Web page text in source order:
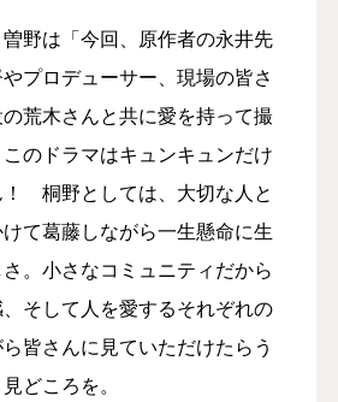
野は「今回、原作者の永井先
プロデューサー、現場の皆さ
荒木さんと共に愛を持って撮
のドラマはキュンキュンだけ
！ 桐野としては、大切な人と
て葛藤しながら一生懸命に生
。小さなコミュニティだから
そして人を愛するそれぞれの
皆さんに見ていただけたらう
どころを。